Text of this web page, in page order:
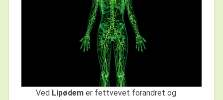
Ved Lipødemer fettvevet forandret og